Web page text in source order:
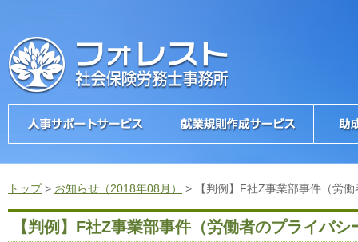
トップ> お知らせ（2018年08月） > 【判例】F社Z事業部事件（労
【判例】F社Z事業部事件（労働者のプライバシ